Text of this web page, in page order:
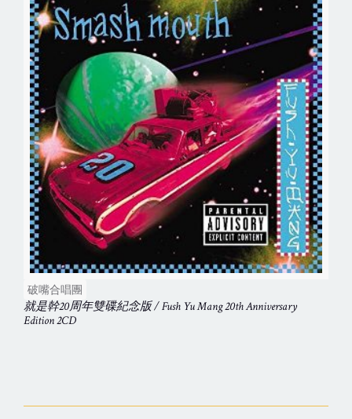
破嘴合唱團
就是幹20周年雙碟紀念版 / Fush Yu Mang 20th Anniversary
Edition 2CD